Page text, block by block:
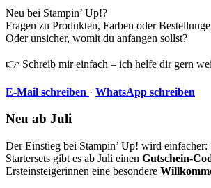
Neu bei Stampin’ Up!?
Fragen zu Produkten, Farben oder
Oder unsicher, womit du anfangen sollst?
👉 Schreib mir einfach – ich helfe dir gern
E-Mail schreiben · WhatsApp schreiben
Neu ab Juli
Der Einstieg bei Stampin’ Up! wird einfacher:
Startersets gibt es ab Juli einen Gutschein-
Ersteinsteigerinnen eine besondere